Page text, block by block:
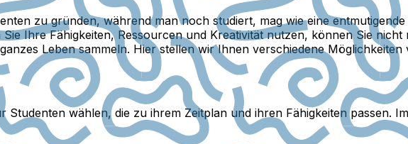
zu gründen, während man noch studiert, mag wie eine
Ihre Fähigkeiten, Ressourcen und Kreativität nutzen, können Sie
Leben sammeln. Hier stellen wir Ihnen verschiedene
wählen, die zu ihrem Zeitplan und ihren Fähigkeiten passen.